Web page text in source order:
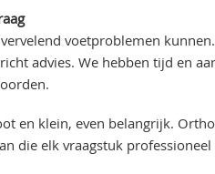
voetproblemen
advies. We hebben tijd en
en klein, even belangrijk.
die elk vraagstuk